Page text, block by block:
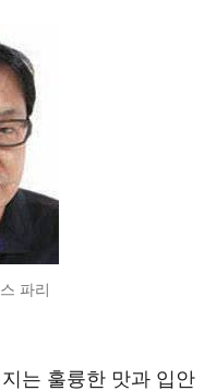
파리
는 훌륭한 맛과 입안